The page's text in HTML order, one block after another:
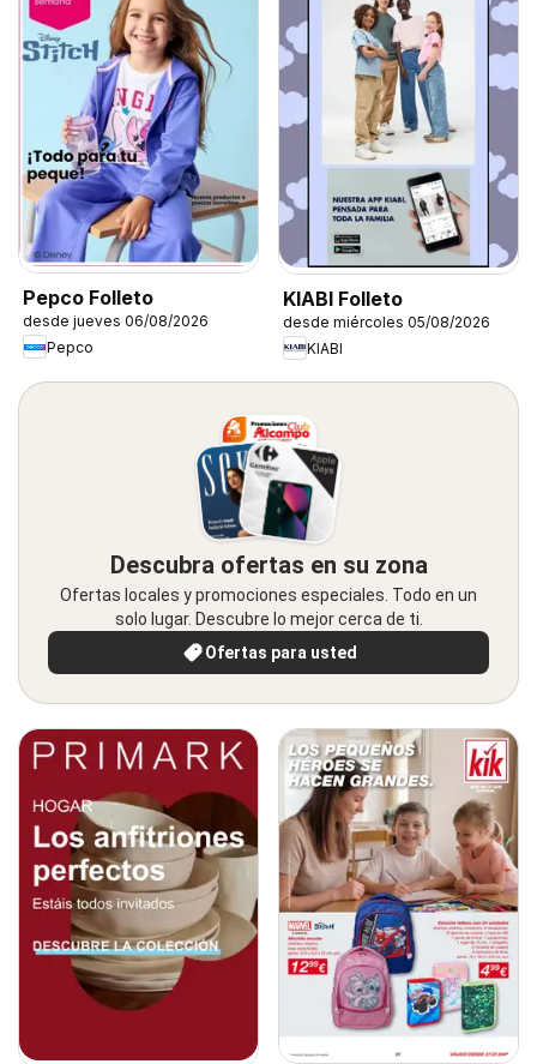
Pepco Folleto
desde jueves 06/08/2026
Pepco
KIABI Folleto
desde miércoles 05/08/2026
KIABI
Descubra ofertas en su zona
Ofertas locales y promociones especiales. Todo en un
solo lugar. Descubre lo mejor cerca de ti.
Ofertas para usted